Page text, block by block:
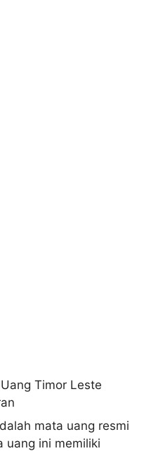
mata uang resmi
uang ini memiliki